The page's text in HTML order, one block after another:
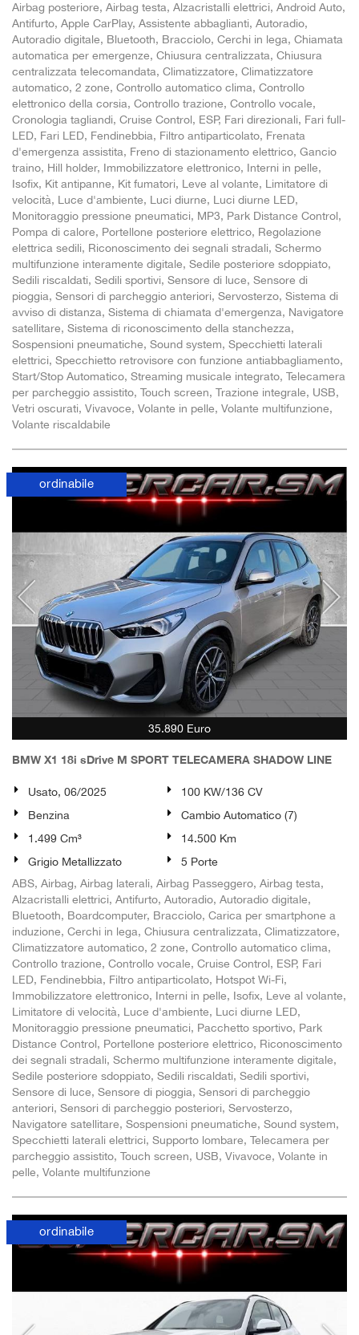
Airbag posteriore, Airbag testa, Alzacristalli elettrici, Android Auto,
Antifurto, Apple CarPlay, Assistente abbaglianti, Autoradio,
Autoradio digitale, Bluetooth, Bracciolo, Cerchi in lega, Chiamata
automatica per emergenze, Chiusura centralizzata, Chiusura
centralizzata telecomandata, Climatizzatore, Climatizzatore
automatico, 2 zone, Controllo automatico clima, Controllo
elettronico della corsia, Controllo trazione, Controllo vocale,
Cronologia tagliandi, Cruise Control, ESP, Fari direzionali, Fari full-
LED, Fari LED, Fendinebbia, Filtro antiparticolato, Frenata
d'emergenza assistita, Freno di stazionamento elettrico, Gancio
traino, Hill holder, Immobilizzatore elettronico, Interni in pelle,
Isofix, Kit antipanne, Kit fumatori, Leve al volante, Limitatore di
velocità, Luce d'ambiente, Luci diurne, Luci diurne LED,
Monitoraggio pressione pneumatici, MP3, Park Distance Control,
Pompa di calore, Portellone posteriore elettrico, Regolazione
elettrica sedili, Riconoscimento dei segnali stradali, Schermo
multifunzione interamente digitale, Sedile posteriore sdoppiato,
Sedili riscaldati, Sedili sportivi, Sensore di luce, Sensore di
pioggia, Sensori di parcheggio anteriori, Servosterzo, Sistema di
avviso di distanza, Sistema di chiamata d'emergenza, Navigatore
satellitare, Sistema di riconoscimento della stanchezza,
Sospensioni pneumatiche, Sound system, Specchietti laterali
elettrici, Specchietto retrovisore con funzione antiabbagliamento,
Start/Stop Automatico, Streaming musicale integrato, Telecamera
per parcheggio assistito, Touch screen, Trazione integrale, USB,
Vetri oscurati, Vivavoce, Volante in pelle, Volante multifunzione,
Volante riscaldabile
35.890 Euro
ordinabile
BMW X1 18i sDrive M SPORT TELECAMERA SHADOW LINE
Usato, 06/2025
100 KW/136 CV
Benzina
Cambio Automatico (7)
1.499 Cm³
14.500 Km
Grigio Metallizzato
5 Porte
ABS, Airbag, Airbag laterali, Airbag Passeggero, Airbag testa,
Alzacristalli elettrici, Antifurto, Autoradio, Autoradio digitale,
Bluetooth, Boardcomputer, Bracciolo, Carica per smartphone a
induzione, Cerchi in lega, Chiusura centralizzata, Climatizzatore,
Climatizzatore automatico, 2 zone, Controllo automatico clima,
Controllo trazione, Controllo vocale, Cruise Control, ESP, Fari
LED, Fendinebbia, Filtro antiparticolato, Hotspot Wi-Fi,
Immobilizzatore elettronico, Interni in pelle, Isofix, Leve al volante,
Limitatore di velocità, Luce d'ambiente, Luci diurne LED,
Monitoraggio pressione pneumatici, Pacchetto sportivo, Park
Distance Control, Portellone posteriore elettrico, Riconoscimento
dei segnali stradali, Schermo multifunzione interamente digitale,
Sedile posteriore sdoppiato, Sedili riscaldati, Sedili sportivi,
Sensore di luce, Sensore di pioggia, Sensori di parcheggio
anteriori, Sensori di parcheggio posteriori, Servosterzo,
Navigatore satellitare, Sospensioni pneumatiche, Sound system,
Specchietti laterali elettrici, Supporto lombare, Telecamera per
parcheggio assistito, Touch screen, USB, Vivavoce, Volante in
pelle, Volante multifunzione
ordinabile